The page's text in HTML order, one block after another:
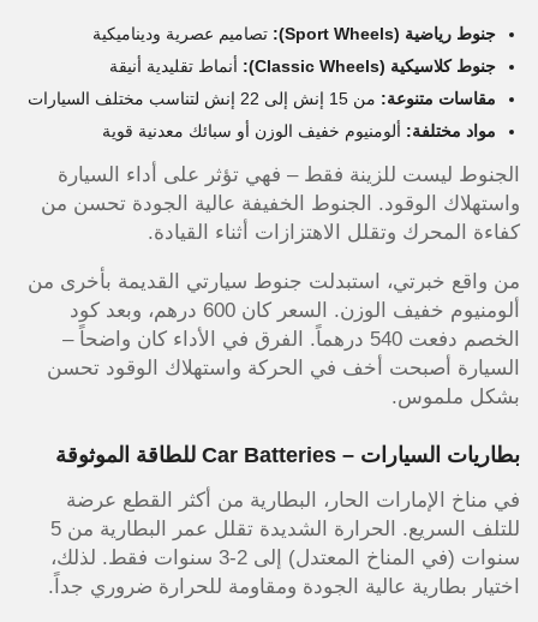
جنوط رياضية (Sport Wheels):
تصاميم عصرية وديناميكية
جنوط كلاسيكية (Classic Wheels):
أنماط تقليدية أنيقة
مقاسات متنوعة: من 15 إنش إلى 22 إنش لتناسب مختلف السيارات
مواد مختلفة: ألومنيوم خفيف الوزن أو سبائك معدنية قوية
الجنوط ليست للزينة فقط – فهي تؤثر على أداء السيارة
واستهلاك الوقود. الجنوط الخفيفة عالية الجودة تحسن من
كفاءة المحرك وتقلل الاهتزازات أثناء القيادة.
من واقع خبرتي، استبدلت جنوط سيارتي القديمة بأخرى من
ألومنيوم خفيف الوزن. السعر كان 600 درهم، وبعد كود
الخصم دفعت 540 درهماً. الفرق في الأداء كان واضحاً –
السيارة أصبحت أخف في الحركة واستهلاك الوقود تحسن
بشكل ملموس.
بطاريات السيارات – Car Batteries للطاقة الموثوقة
في مناخ الإمارات الحار، البطارية من أكثر القطع عرضة
للتلف السريع. الحرارة الشديدة تقلل عمر البطارية من 5
سنوات (في المناخ المعتدل) إلى 2-3 سنوات فقط. لذلك،
اختيار بطارية عالية الجودة ومقاومة للحرارة ضروري جداً.